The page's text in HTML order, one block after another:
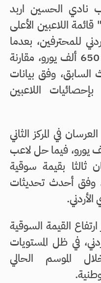
نادي الحسين اربد
اللاعبين الأعلى
للمحترفين، بعدما
ارتفعت قيمته السوقية إلى 650 ألف يورو، مقارنة
السابق، وفق بيانات
اللاعبين
في المركز الثاني
سوقية بلغت 600 ألف يورو، فيما حل لاعب
ثالثا بقيمة سوقية
يورو، وفق أحدث تحديثات
القيمة السوقية
في ظل المستويات
الموسم الحالي